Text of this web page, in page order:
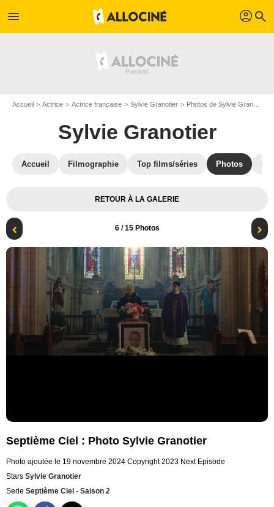
menu profil search
Accueil Actrice Actrice française Sylvie Granotier Photos de Sylvie Granotier
Sylvie Granotier
Accueil Filmographie Top films/séries Photos
RETOUR À LA GALERIE
6/ 15 Photos
Septième Ciel : Photo Sylvie Granotier
Photo ajoutée le 19 novembre 2024 Copyright 2023 Next Episode
Stars Sylvie Granotier
Serie Septième Ciel - Saison 2